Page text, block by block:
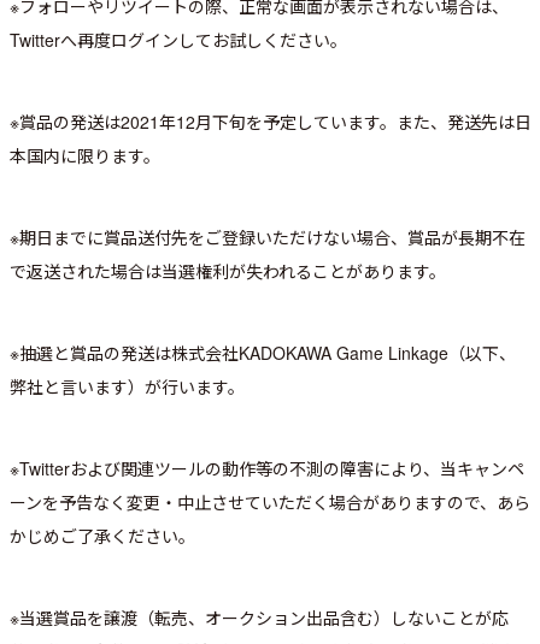
※フォローやリツイートの際、正常な画面が表示されない場合は、
Twitterへ再度ログインしてお試しください。
※賞品の発送は2021年12月下旬を予定しています。また、発送先は日
本国内に限ります。
※期日までに賞品送付先をご登録いただけない場合、賞品が長期不在
で返送された場合は当選権利が失われることがあります。
※抽選と賞品の発送は株式会社KADOKAWA Game Linkage（以下、
弊社と言います）が行います。
※Twitterおよび関連ツールの動作等の不測の障害により、当キャンペ
ーンを予告なく変更・中止させていただく場合がありますので、あら
かじめご了承ください。
※当選賞品を譲渡（転売、オークション出品含む）しないことが応